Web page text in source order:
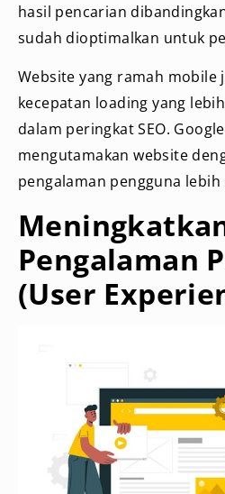
hasil pencarian
sudah dioptimalkan untuk
Website yang ramah mobile
kecepatan loading yang
dalam peringkat SEO.
mengutamakan website
pengalaman pengguna lebih
Pengalaman
(User